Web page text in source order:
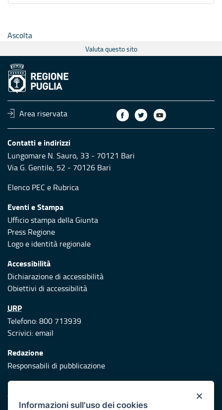
Ascolta
Valuta questo sito
Area riservata
Contatti e indirizzi
Lungomare N. Sauro, 33 - 70121 Bari
Via G. Gentile, 52 - 70126 Bari
Elenco PEC e Rubrica
Eventi e Stampa
Ufficio stampa della Giunta
Press Regione
Logo e identità regionale
Accessibilità
Dichiarazione di accessibilità
Obiettivi di accessibilità
URP
Telefono: 800 713939
Scrivici:email
Redazione
Responsabili di pubblicazione
Protezione civile
Vai al sito di Protezione Civile Puglia ×
Informazioni sull'uso dei cookies